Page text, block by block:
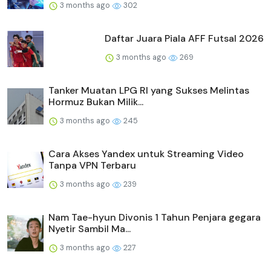
3 months ago 302
Daftar Juara Piala AFF Futsal 2026
3 months ago 269
Tanker Muatan LPG RI yang Sukses Melintas
Hormuz Bukan Milik...
3 months ago 245
Cara Akses Yandex untuk Streaming Video
Tanpa VPN Terbaru
3 months ago 239
Nam Tae-hyun Divonis 1 Tahun Penjara gegara
Nyetir Sambil Ma...
3 months ago 227